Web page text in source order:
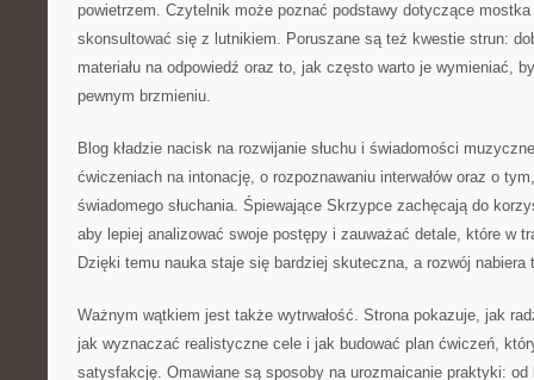
powietrzem. Czytelnik może poznać podstawy dotyczące
skonsultować się z lutnikiem. Poruszane są też kwestie strun:
materiału na odpowiedź oraz to, jak często warto je wymieniać,
pewnym brzmieniu.
Blog kładzie nacisk na rozwijanie słuchu i świadomości
ćwiczeniach na intonację, o rozpoznawaniu interwałów oraz o
świadomego słuchania. Śpiewające Skrzypce zachęcają do
aby lepiej analizować swoje postępy i zauważać detale, które w
Dzięki temu nauka staje się bardziej skuteczna, a rozwój nabiera
Ważnym wątkiem jest także wytrwałość. Strona pokazuje, jak
jak wyznaczać realistyczne cele i jak budować plan ćwiczeń,
satysfakcję. Omawiane są sposoby na urozmaicanie praktyki: od